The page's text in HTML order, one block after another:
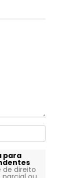
para
de direito